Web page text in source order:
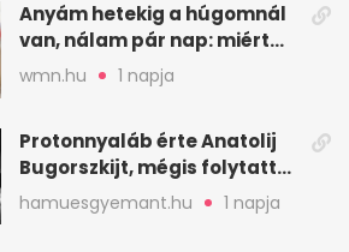
Anyám hetekig a húgomnál
van, nálam pár nap: miért
fáj ennyire?
wmn.hu 1 napja
Protonnyaláb érte Anatolij
Bugorszkijt, mégis folytatta
a munkát
hamuesgyemant.hu 1 napja